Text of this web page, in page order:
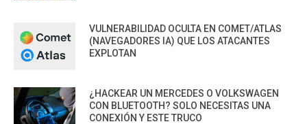
VULNERABILIDAD OCULTA EN COMET/ATLAS
(NAVEGADORES IA) QUE LOS ATACANTES
EXPLOTAN
¿HACKEAR UN MERCEDES O VOLKSWAGEN
CON BLUETOOTH? SOLO NECESITAS UNA
CONEXIÓN Y ESTE TRUCO